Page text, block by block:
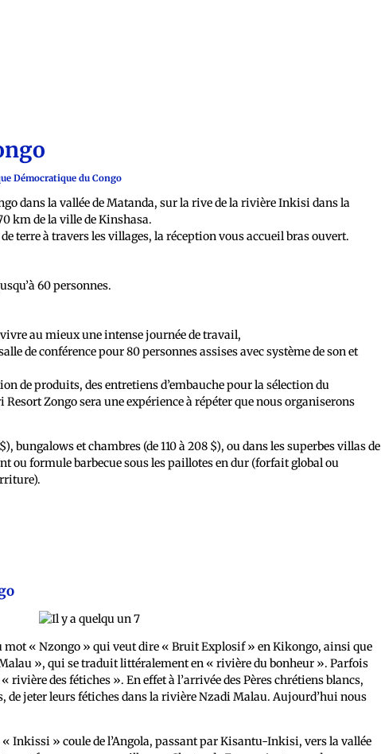
Démocratique du Congo
dans la vallée de Matanda, sur la rive de la rivière Inkisi dans la
km de la ville de Kinshasa.
terre à travers les villages, la réception vous accueil bras ouvert.
60 personnes.
au mieux une intense journée de travail,
de conférence pour 80 personnes assises avec système de son et
de produits, des entretiens d’embauche pour la sélection du
Resort Zongo sera une expérience à répéter que nous organiserons
bungalows et chambres (de 110 à 208 $), ou dans les superbes villas de
ou formule barbecue sous les paillotes en dur (forfait global ou
mot « Nzongo » qui veut dire « Bruit Explosif » en Kikongo, ainsi que
», qui se traduit littéralement en « rivière du bonheur ». Parfois
des fétiches ». En effet à l’arrivée des Pères chrétiens blancs,
de jeter leurs fétiches dans la rivière Nzadi Malau. Aujourd’hui nous
Inkissi » coule de l’Angola, passant par Kisantu-Inkisi, vers la vallée